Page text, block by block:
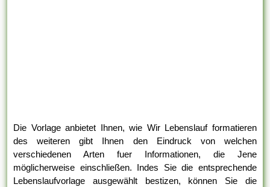
Die Vorlage anbietet Ihnen, wie Wir Lebenslauf formatieren
des weiteren gibt Ihnen den Eindruck von welchen
verschiedenen Arten fuer Informationen, die Jene
möglicherweise einschließen. Indes Sie die entsprechende
Lebenslaufvorlage ausgewählt bestizen, können Sie die